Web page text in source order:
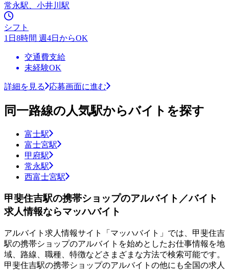
常永駅、小井川駅
シフト
1日8時間 週4日からOK
交通費支給
未経験OK
詳細を見る 応募画面に進む
同一路線の人気駅からバイトを探す
富士駅
富士宮駅
甲府駅
常永駅
西富士宮駅
甲斐住吉駅の携帯ショップのアルバイト／バイト
求人情報ならマッハバイト
アルバイト求人情報サイト「マッハバイト」では、甲斐住吉
駅の携帯ショップのアルバイトを始めとしたお仕事情報を地
域、路線、職種、特徴などさまざまな方法で検索可能です。
甲斐住吉駅の携帯ショップのアルバイトの他にも全国の求人